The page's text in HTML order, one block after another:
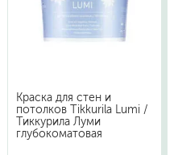
Краска для стен и
потолков Tikkurila Lumi /
Тиккурила Луми
глубокоматовая